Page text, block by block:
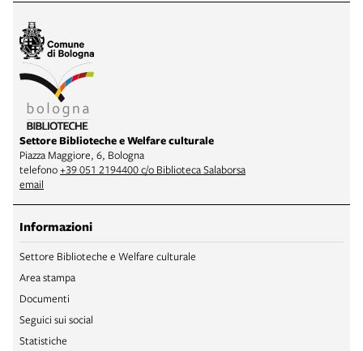
Settore Biblioteche e Welfare culturale
Piazza Maggiore, 6, Bologna
telefono+39 051 2194400 c/o Biblioteca Salaborsa
email
Informazioni
Settore Biblioteche e Welfare culturale
Area stampa
Documenti
Seguici sui social
Statistiche